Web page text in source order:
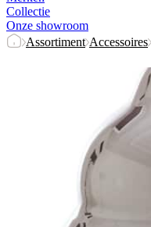
Collectie
Onze showroom
Assortiment Accessoires